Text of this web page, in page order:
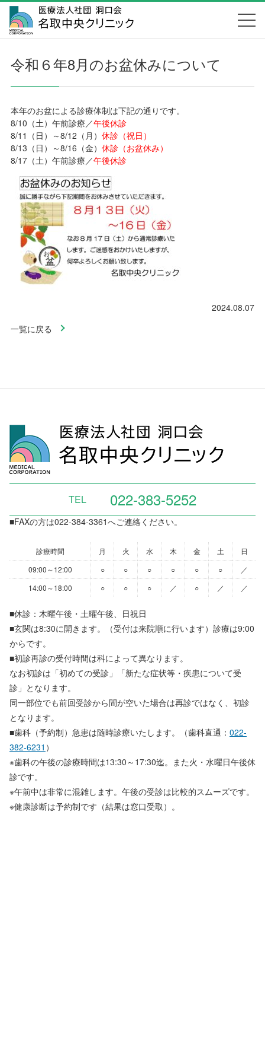
令和６年8月のお盆休みについて
本年のお盆による診療体制は下記の通りです。
8/10（土）午前診療／午後休診
8/11（日）～8/12（月） 休診（祝日）
8/13（日）～8/16（金） 休診（お盆休み）
8/17（土）午前診療／午後休診
2024.08.07
一覧に戻る
TEL 022-383-5252
■FAXの方は022-384-3361へご連絡ください。
診療時間 月 火 水 木 金 土
日
09:00～12:00
○ ○ ○ ○ ○ ○
／
14:00～18:00
○ ○ ○ ／ ○ ／ ／
■休診：木曜午後・土曜午後、日祝日
■玄関は8:30に開きます。（受付は来院順に行います）診療は9:00
からです。
■初診再診の受付時間は科によって異なります。
なお初診は「初めての受診」「新たな症状等・疾患について受
診」となります。
同一部位でも前回受診から間が空いた場合は再診ではなく、初診
となります。
■歯科（予約制）急患は随時診療いたします。（歯科直通： 022-
382-6231 ）
※歯科の午後の診療時間は13:30～17:30迄。また火・水曜日午後休
診です。
※午前中は非常に混雑します。午後の受診は比較的スムーズです。
※健康診断は予約制です（結果は窓口受取）。